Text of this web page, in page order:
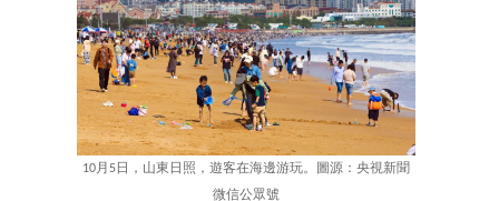
10月5日，山東日照，遊客在海邊游玩。圖源：央視新聞
微信公眾號